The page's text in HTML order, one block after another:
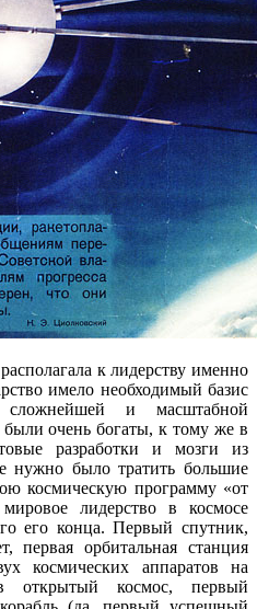
к лидерству именно
имело необходимый базис
сложнейшей и масштабной
очень богаты, к тому же в
разработки и мозги из
нужно было тратить большие
космическую программу «от
лидерство в космосе
его конца. Первый спутник,
первая орбитальная станция
космических аппаратов на
открытый космос, первый